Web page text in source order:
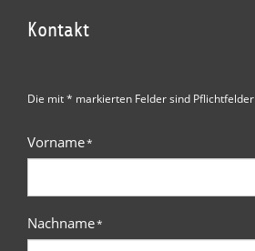
Kontakt
Die mit * markierten Felder sind Pflichtfelder
Vorname*
Nachname*